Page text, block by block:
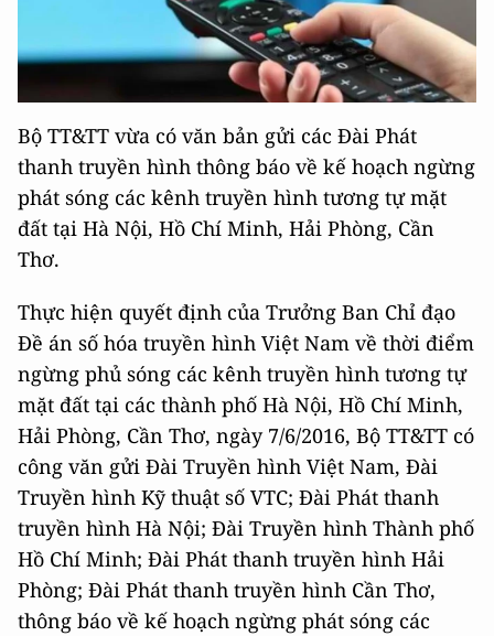
Bộ TT&TT vừa có văn bản gửi các Đài Phát
thanh truyền hình thông báo về kế hoạch ngừng
phát sóng các kênh truyền hình tương tự mặt
đất tại Hà Nội, Hồ Chí Minh, Hải Phòng, Cần
Thơ.
Thực hiện quyết định của Trưởng Ban Chỉ đạo
Đề án số hóa truyền hình Việt Nam về thời điểm
ngừng phủ sóng các kênh truyền hình tương tự
mặt đất tại các thành phố Hà Nội, Hồ Chí Minh,
Hải Phòng, Cần Thơ, ngày 7/6/2016, Bộ TT&TT có
công văn gửi Đài Truyền hình Việt Nam, Đài
Truyền hình Kỹ thuật số VTC; Đài Phát thanh
truyền hình Hà Nội; Đài Truyền hình Thành phố
Hồ Chí Minh; Đài Phát thanh truyền hình Hải
Phòng; Đài Phát thanh truyền hình Cần Thơ,
thông báo về kế hoạch ngừng phát sóng các